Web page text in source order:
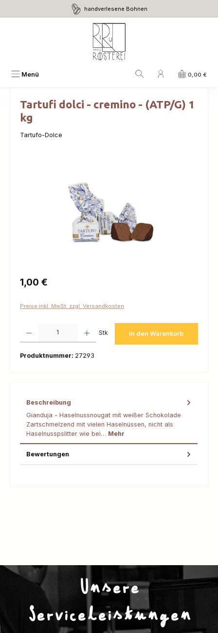
Zum Hauptinhalt springen handverlesene Bohnen
Menü 0,00 €
Tartufi dolci - cremino - (ATP/G) 1
kg
Tartufo-Dolce
Regulärer Preis:
1,00 €
Preise inkl. MwSt. zzgl. Versandkosten
Stk In den Warenkorb
Produktnummer: 27293
Beschreibung
Gianduja - Haselnussnougat mit weißer Schokolade
Zartschmelzend mit vielen Haselnüssen, nicht als
Haselnusspslitter wie bei… Mehr
Bewertungen
Unsere
Serviceleistungen